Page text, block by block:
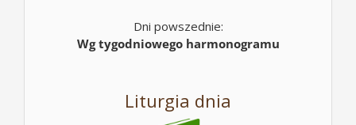
Dni powszednie:
Wg tygodniowego harmonogramu
Liturgia dnia